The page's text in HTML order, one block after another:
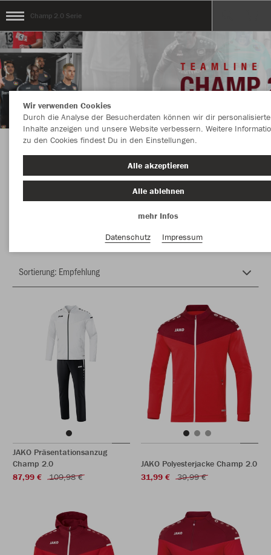
Champ 2.0 Serie
Herzlich Willkommen im Teamshop Champ 2.0
Serie
JAKO Präsentationsanzug
Champ 2.0
87,99 €
109,98 €
JAKO Polyesterjacke Champ 2.0
31,99 €
39,99 €
Wir verwenden Cookies
Durch die Analyse der Besucherdaten können wir dir personalisierte
Inhalte anzeigen und unsere Website verbessern. Weitere
zu den Cookies findest Du in den Einstellungen.
Alle akzeptieren
Alle ablehnen
mehr Infos
Datenschutz
Impressum